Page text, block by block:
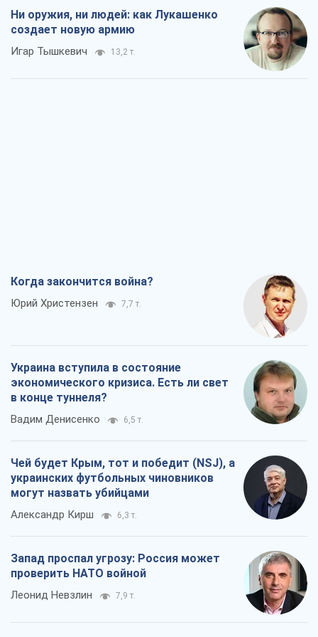
Ни оружия, ни людей: как Лукашенко
создает новую армию
Игар Тышкевич 13,2 т.
Когда закончится война?
Юрий Христензен 7,7 т.
Украина вступила в состояние
экономического кризиса. Есть ли свет
в конце туннеля?
Вадим Денисенко 6,5 т.
Чей будет Крым, тот и победит (NSJ), а
украинских футбольных чиновников
могут назвать убийцами
Александр Кирш 6,3 т.
Запад проспал угрозу: Россия может
проверить НАТО войной
Леонид Невзлин 7,9 т.